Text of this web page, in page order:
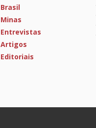
Brasil
Minas
Entrevistas
Artigos
Editoriais